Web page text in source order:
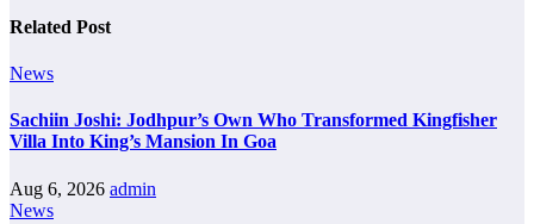
Related Post
News
Sachiin Joshi: Jodhpur’s Own Who Transformed Kingfisher
Villa Into King’s Mansion In Goa
Aug 6, 2026 admin
News